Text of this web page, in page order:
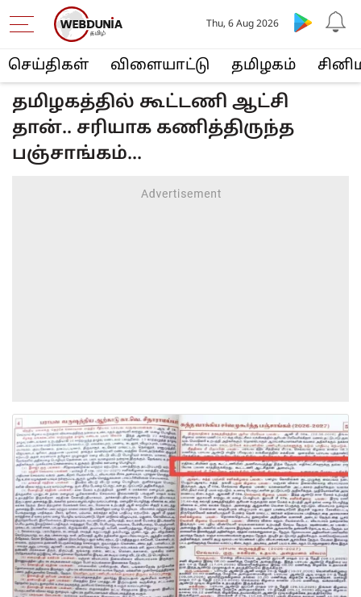
செய்திகள் விளையா‌ட்டு த‌மிழக‌ம்
Thu, 6 Aug 2026
தமிழகத்தில் கூட்டணி ஆட்சி
தான்.. சரியாக கணித்திருந்த
பஞ்சாங்கம்...